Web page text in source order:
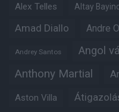
Alex Telles Altay
Amad Diallo Andre
Andrey Santos Angol
Anthony Martial
Aston Villa